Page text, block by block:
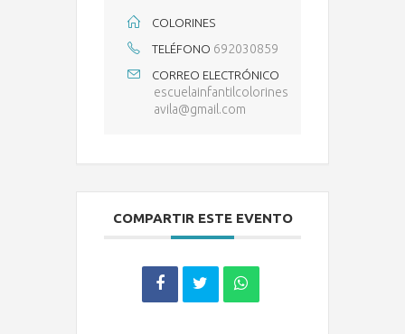
COLORINES
TELÉFONO 692030859
CORREO ELECTRÓNICO
escuelainfantilcolorines
avila@gmail.com
COMPARTIR ESTE EVENTO